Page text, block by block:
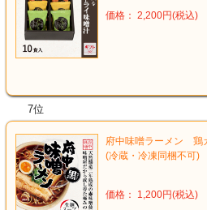
価格： 2,200円(税込)
7位
府中味噌ラーメン
(冷蔵・冷凍同梱不可)
価格： 1,200円(税込)